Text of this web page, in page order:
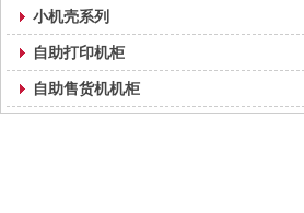
小机壳系列
自助打印机柜
自助售货机机柜